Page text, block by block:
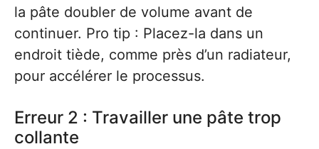
la pâte doubler de volume avant de
continuer. Pro tip : Placez-la dans un
endroit tiède, comme près d’un radiateur,
pour accélérer le processus.
Erreur 2 : Travailler une pâte trop
collante